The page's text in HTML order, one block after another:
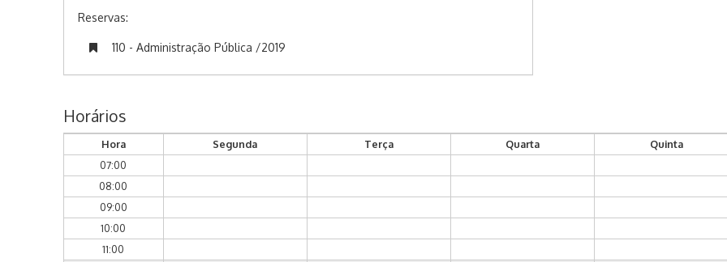
Reservas:
110 - Administração Pública /2019
Horários
Hora Segunda Terça Quarta Quinta
07:00
08:00
09:00
10:00
11:00